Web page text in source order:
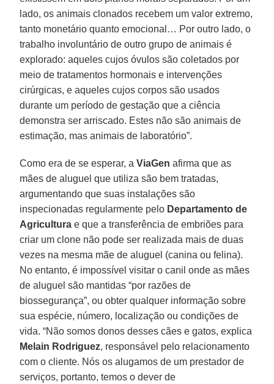
lado, os animais clonados recebem um valor extremo,
tanto monetário quanto emocional… Por outro lado, o
trabalho involuntário de outro grupo de animais é
explorado: aqueles cujos óvulos são coletados por
meio de tratamentos hormonais e intervenções
cirúrgicas, e aqueles cujos corpos são usados
durante um período de gestação que a ciência
demonstra ser arriscado. Estes não são animais de
estimação, mas animais de laboratório”.
Como era de se esperar, aViaGen afirma que as
mães de aluguel que utiliza são bem tratadas,
argumentando que suas instalações são
inspecionadas regularmente pelo Departamento de
Agricultura e que a transferência de embriões para
criar um clone não pode ser realizada mais de duas
vezes na mesma mãe de aluguel (canina ou felina).
No entanto, é impossível visitar o canil onde as mães
de aluguel são mantidas “por razões de
biossegurança”, ou obter qualquer informação sobre
sua espécie, número, localização ou condições de
vida. “Não somos donos desses cães e gatos, explica
Melain Rodriguez, responsável pelo relacionamento
com o cliente. Nós os alugamos de um prestador de
serviços, portanto, temos o dever de